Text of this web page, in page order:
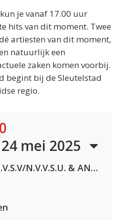
je vanaf 17.00 uur
hits van dit moment. Twee
artiesten van dit moment,
natuurlijk een
zaken komen voorbij.
begint bij de Sleutelstad
regio.
24 mei 2025
Lustrum U.V.S.V/N.V.V.S.U. & ANNO ONS & Jopke van Dobbenburgh & Roeland Beelen